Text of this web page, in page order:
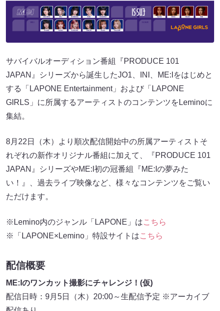
サバイバルオーディション番組『PRODUCE 101
JAPAN』シリーズから誕生したJO1、INI、ME:Iをはじめと
する「LAPONE Entertainment」および「LAPONE
GIRLS」に所属するアーティストのコンテンツをLeminoに
集結。
8月22日（木）より順次配信開始中の所属アーティストそ
れぞれの新作オリジナル番組に加えて、『PRODUCE 101
JAPAN』シリーズやME:I初の冠番組『ME:Iの夢みた
い！』、過去ライブ映像など、様々なコンテンツをご覧い
ただけます。
※Lemino内のジャンル「LAPONE」はこちら
※「LAPONE×Lemino」特設サイトはこちら
配信概要
ME:Iのワンカット撮影にチャレンジ！(仮)
配信日時：9月5日（木）20:00～生配信予定 ※アーカイブ